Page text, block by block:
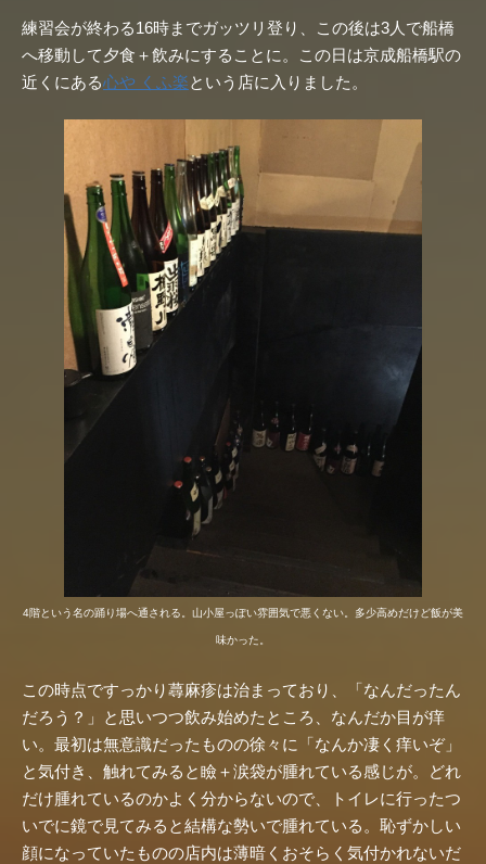
練習会が終わる16時までガッツリ登り、この後は3人で船橋
へ移動して夕食＋飲みにすることに。この日は京成船橋駅の
近くにある心や くふ楽という店に入りました。
4階という名の踊り場へ通される。山小屋っぽい雰囲気で悪くない。多少高めだけど飯が美
味かった。
この時点ですっかり蕁麻疹は治まっており、「なんだったん
だろう？」と思いつつ飲み始めたところ、なんだか目が痒
い。最初は無意識だったものの徐々に「なんか凄く痒いぞ」
と気付き、触れてみると瞼＋涙袋が腫れている感じが。どれ
だけ腫れているのかよく分からないので、トイレに行ったつ
いでに鏡で見てみると結構な勢いで腫れている。恥ずかしい
顔になっていたものの店内は薄暗くおそらく気付かれないだ